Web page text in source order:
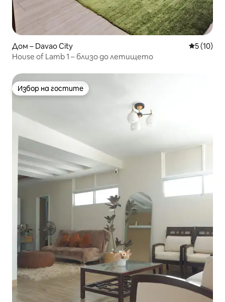
Дом – Davao City Средна
5 (10)
House of Lamb 1 – близо до летището
Избор на гостите
Избор на гостите